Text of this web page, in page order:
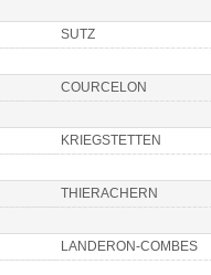
SUTZ
COURCELON
KRIEGSTETTEN
THIERACHERN
LANDERON-COMBES